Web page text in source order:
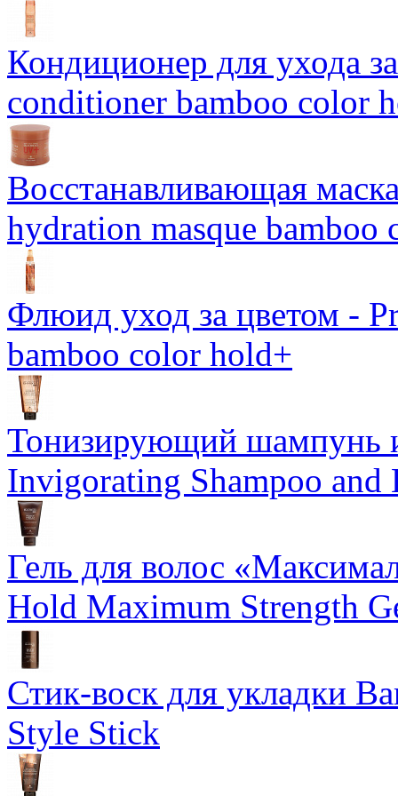
Кондиционер для ухода
conditioner bamboo color
Восстанавливающая
hydration masque bamboo
Флюид уход за цветом -
bamboo color hold+
Тонизирующий шампунь
Invigorating Shampoo and
Гель для волос
Hold Maximum Strength
Стик-воск для укладки
Style Stick